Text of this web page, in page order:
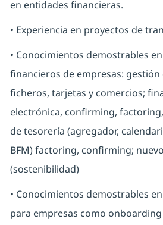
en entidades financieras.
• Experiencia en proyectos de
• Conocimientos demostrables
financieros de empresas: gestión
ficheros, tarjetas y comercios;
electrónica, confirming,
de tesorería (agregador,
BFM) factoring, confirming;
(sostenibilidad)
• Conocimientos demostrables
para empresas como